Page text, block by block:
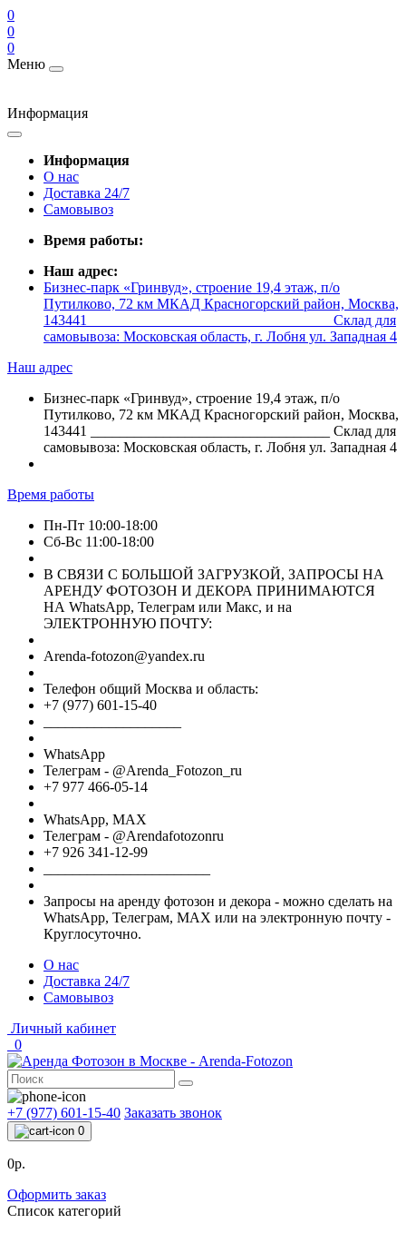
0
0
0
Меню
Информация
Информация
О нас
Доставка 24/7
Самовывоз
Время работы:
Наш адрес:
Бизнес-парк «Гринвуд», строение 19,4 этаж, п/о
Путилково, 72 км МКАД Красногорский район, Москва,
143441 _________________________________ Склад для
самовывоза: Московская область, г. Лобня ул. Западная 4
Наш адрес
Бизнес-парк «Гринвуд», строение 19,4 этаж, п/о
Путилково, 72 км МКАД Красногорский район, Москва,
143441 _________________________________ Склад для
самовывоза: Московская область, г. Лобня ул. Западная 4
Время работы
Пн-Пт 10:00-18:00
Сб-Вс 11:00-18:00
В СВЯЗИ С БОЛЬШОЙ ЗАГРУЗКОЙ, ЗАПРОСЫ НА
АРЕНДУ ФОТОЗОН И ДЕКОРА ПРИНИМАЮТСЯ
НА WhatsApp, Телеграм или Макс, и на
ЭЛЕКТРОННУЮ ПОЧТУ:
Arenda-fotozon@yandex.ru
Телефон общий Москва и область:
+7 (977) 601-15-40
WhatsApp
Телеграм - @Arenda_Fotozon_ru
+7 977 466-05-14
WhatsApp, МАХ
Телеграм - @Arendafotozonru
+7 926 341-12-99
Запросы на аренду фотозон и декора - можно сделать на
WhatsApp, Телеграм, МАХ или на электронную почту -
Круглосуточно.
О нас
Доставка 24/7
Самовывоз
Личный кабинет
0
+7 (977) 601-15-40 Заказать звонок
0
0р.
Оформить заказ
Список категорий